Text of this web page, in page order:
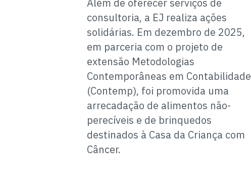
Além de oferecer serviços de
consultoria, a EJ realiza ações
solidárias. Em dezembro de 2025,
em parceria com o projeto de
extensão Metodologias
Contemporâneas em Contabilidade
(Contemp), foi promovida uma
arrecadação de alimentos não-
perecíveis e de brinquedos
destinados à Casa da Criança com
Câncer.